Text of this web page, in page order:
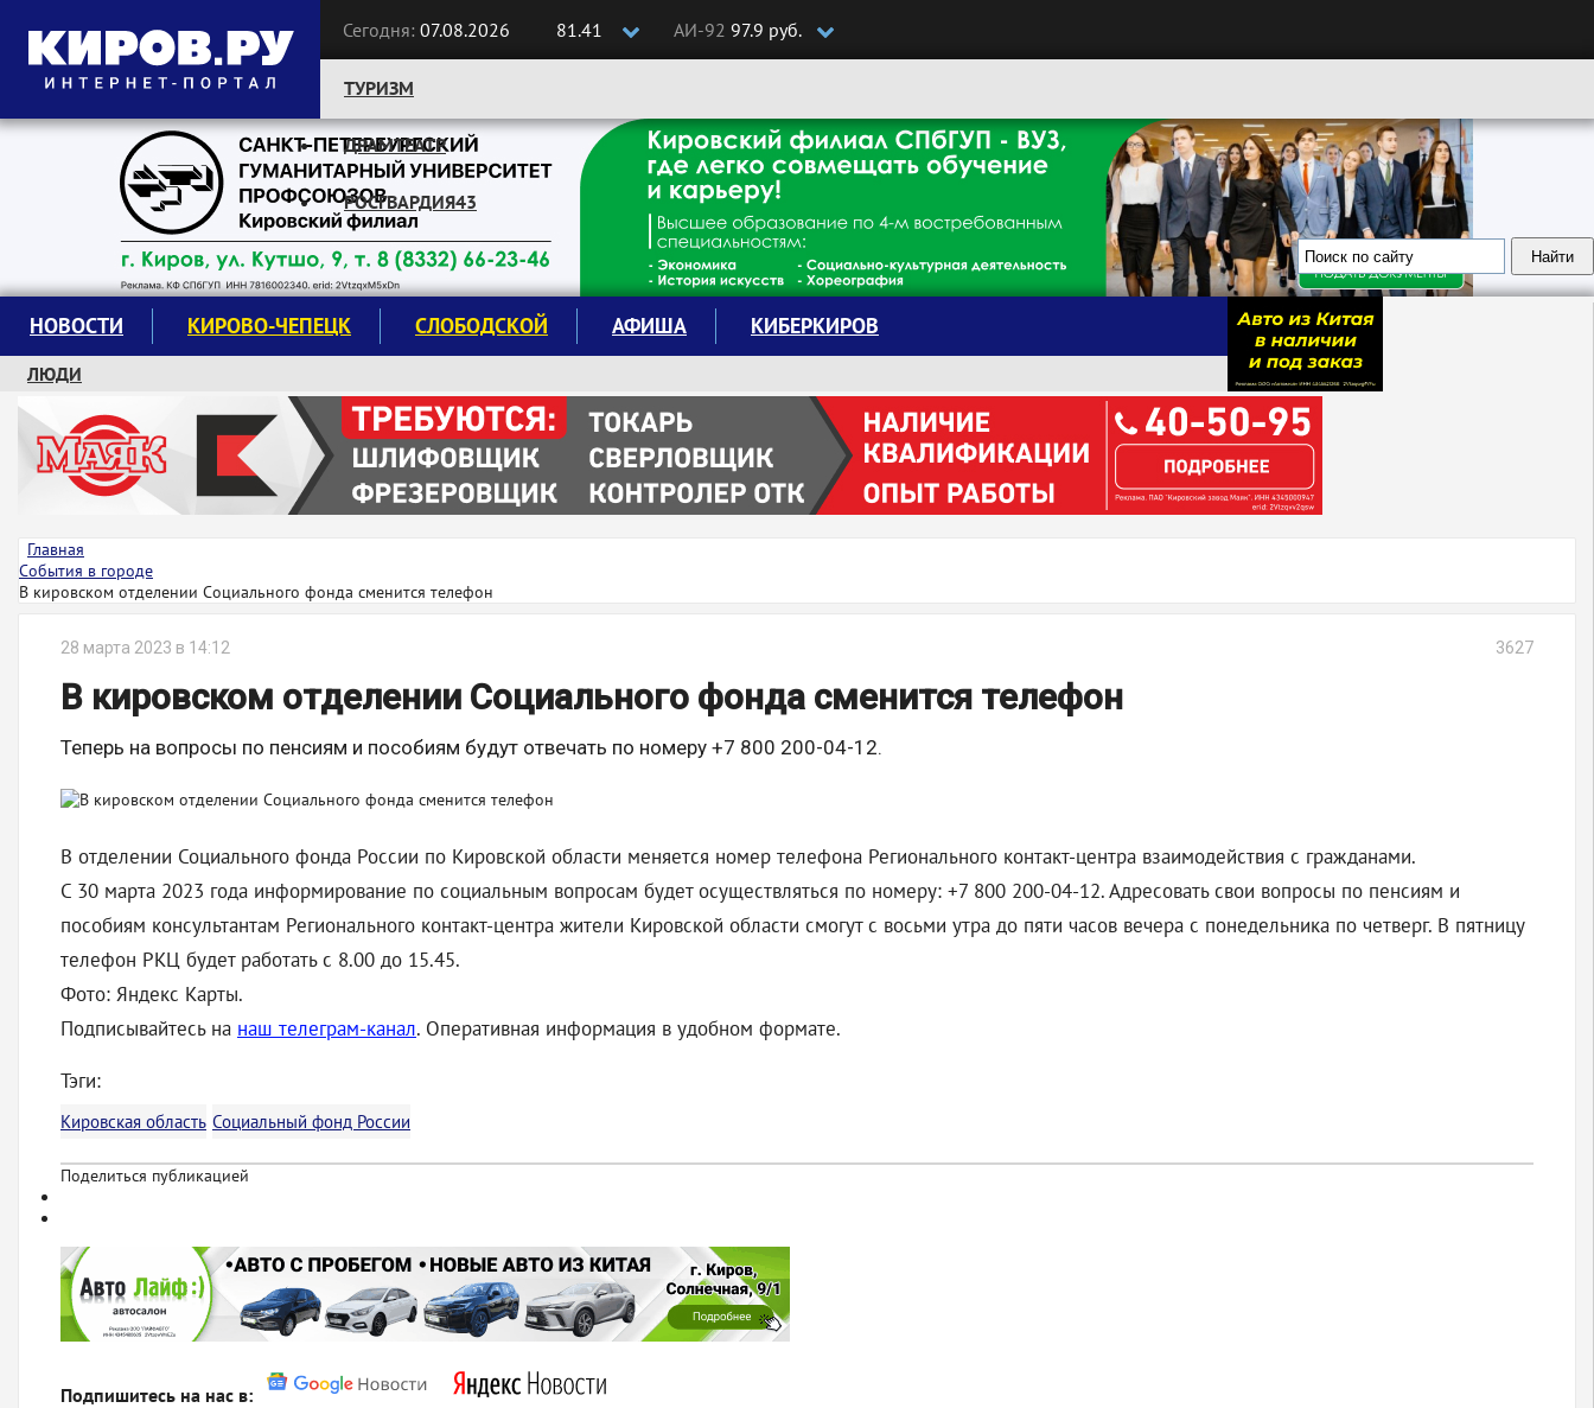
Сегодня: 07.08.2026 81.41 АИ-92 97.9 руб.
Следите за новостями:
ТУРИЗМ
ДРАМТЕАТР
РОСГВАРДИЯ43
НОВОСТИ КИРОВО-ЧЕПЕЦК СЛОБОДСКОЙ АФИША КИБЕРКИРОВ
ЛЮДИ
КРУЖКИ И СЕКЦИИ
ЗАВОДУ "МАЯК" 85 ЛЕТ
ЭКОЛОГИЯ
Главная
События в городе
В кировском отделении Социального фонда сменится телефон
28 марта 2023 в 14:12 3627
В кировском отделении Социального фонда сменится телефон
Теперь на вопросы по пенсиям и пособиям будут отвечать по номеру +7 800 200-04-12.
В отделении Социального фонда России по Кировской области меняется номер телефона Регионального контакт-центра взаимодействия с гражданами.
С 30 марта 2023 года информирование по социальным вопросам будет осуществляться по номеру: +7 800 200-04-12. Адресовать свои вопросы по пенсиям и
пособиям консультантам Регионального контакт-центра жители Кировской области смогут с восьми утра до пяти часов вечера с понедельника по четверг. В пятницу
телефон РКЦ будет работать с 8.00 до 15.45.
Фото: Яндекс Карты.
Подписывайтесь на наш телеграм-канал. Оперативная информация в удобном формате.
Тэги:
Кировская область Социальный фонд России
Поделиться публикацией
Подпишитесь на нас в: